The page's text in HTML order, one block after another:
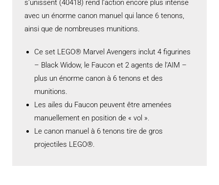
s’unissent (40418) rend l’action encore plus intense
avec un énorme canon manuel qui lance 6 tenons,
ainsi que de nombreuses munitions.
Ce set LEGO® Marvel Avengers inclut 4 figurines
– Black Widow, le Faucon et 2 agents de l’AIM –
plus un énorme canon à 6 tenons et des
munitions.
Les ailes du Faucon peuvent être amenées
manuellement en position de « vol ».
Le canon manuel à 6 tenons tire de gros
projectiles LEGO®.